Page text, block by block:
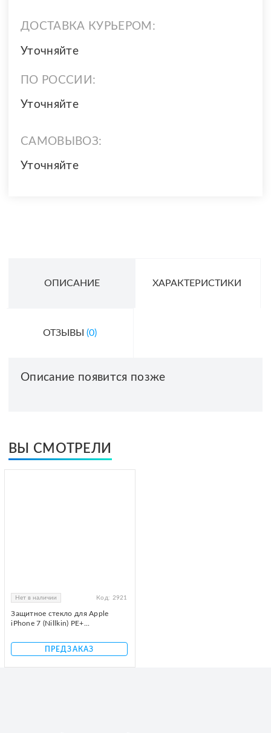
ДОСТАВКА КУРЬЕРОМ:
Уточняйте
ПО РОССИИ:
Уточняйте
САМОВЫВОЗ:
Уточняйте
ОПИСАНИЕ ХАРАКТЕРИСТИКИ
ОТЗЫВЫ (0)
Описание появится позже
ВЫ СМОТРЕЛИ
Нет в наличии Код: 2921
Защитное стекло для Apple
iPhone 7 (Nillkin) PE+...
ПРЕДЗАКАЗ